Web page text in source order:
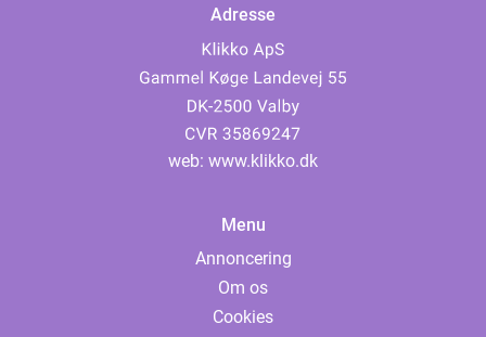
Adresse
web: www.klikko.dk
Menu
Annoncering
Om os
Cookies